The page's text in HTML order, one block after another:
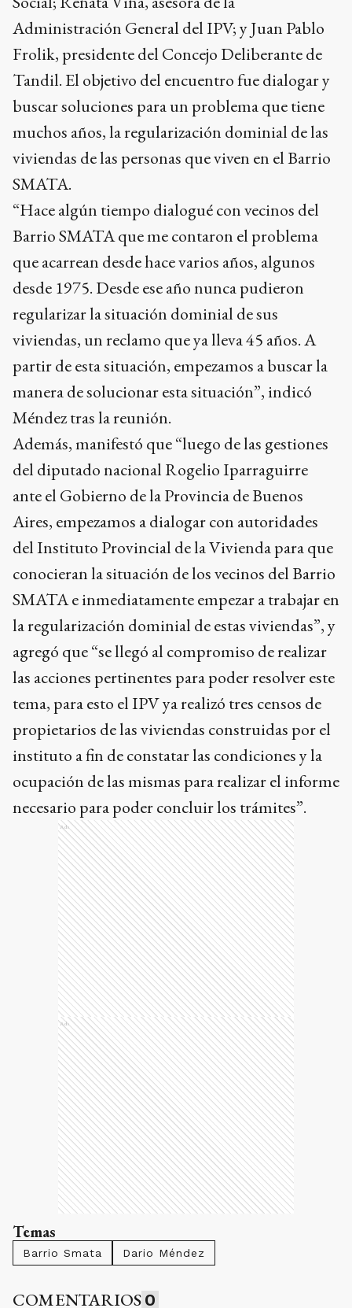
Administración General del IPV; y Juan Pablo
Frolik, presidente del Concejo Deliberante de
Tandil. El objetivo del encuentro fue dialogar y
buscar soluciones para un problema que tiene
muchos años, la regularización dominial de las
viviendas de las personas que viven en el Barrio
SMATA.
“Hace algún tiempo dialogué con vecinos del
Barrio SMATA que me contaron el problema
que acarrean desde hace varios años, algunos
desde 1975. Desde ese año nunca pudieron
regularizar la situación dominial de sus
viviendas, un reclamo que ya lleva 45 años. A
partir de esta situación, empezamos a buscar la
manera de solucionar esta situación”, indicó
Méndez tras la reunión.
Además, manifestó que “luego de las gestiones
del diputado nacional Rogelio Iparraguirre
ante el Gobierno de la Provincia de Buenos
Aires, empezamos a dialogar con autoridades
del Instituto Provincial de la Vivienda para que
conocieran la situación de los vecinos del Barrio
SMATA e inmediatamente empezar a trabajar en
la regularización dominial de estas viviendas”, y
agregó que “se llegó al compromiso de realizar
las acciones pertinentes para poder resolver este
tema, para esto el IPV ya realizó tres censos de
propietarios de las viviendas construidas por el
instituto a fin de constatar las condiciones y la
ocupación de las mismas para realizar el informe
necesario para poder concluir los trámites”.
Ads
Ads
Temas
Barrio Smata Dario Méndez
COMENTARIOS 0